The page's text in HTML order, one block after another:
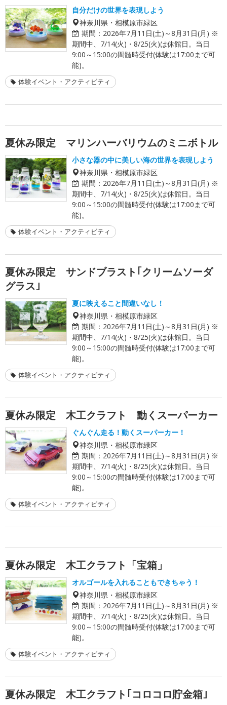
自分だけの世界を表現しよう
神奈川県・相模原市緑区
期間： 2026年7月11日(土)～8月31日(月) ※
期間中、7/14(火)・8/25(火)は休館日。当日
9:00～15:00の間髄時受付(体験は17:00まで可
能)。
体験イベント・アクティビティ
夏休み限定 マリンハーバリウムのミニボトル
小さな器の中に美しい海の世界を表現しよう
神奈川県・相模原市緑区
期間： 2026年7月11日(土)～8月31日(月) ※
期間中、7/14(火)・8/25(火)は休館日。当日
9:00～15:00の間髄時受付(体験は17:00まで可
能)。
体験イベント・アクティビティ
夏休み限定 サンドブラスト｢クリームソーダ
グラス｣
夏に映えること間違いなし！
神奈川県・相模原市緑区
期間： 2026年7月11日(土)～8月31日(月) ※
期間中、7/14(火)・8/25(火)は休館日。当日
9:00～15:00の間髄時受付(体験は17:00まで可
能)。
体験イベント・アクティビティ
夏休み限定 木工クラフト 動くスーパーカー
ぐんぐん走る！動くスーパーカー！
神奈川県・相模原市緑区
期間： 2026年7月11日(土)～8月31日(月) ※
期間中、7/14(火)・8/25(火)は休館日。当日
9:00～15:00の間髄時受付(体験は17:00まで可
能)。
体験イベント・アクティビティ
夏休み限定 木工クラフト「宝箱」
オルゴールを入れることもできちゃう！
神奈川県・相模原市緑区
期間： 2026年7月11日(土)～8月31日(月) ※
期間中、7/14(火)・8/25(火)は休館日。当日
9:00～15:00の間髄時受付(体験は17:00まで可
能)。
体験イベント・アクティビティ
夏休み限定 木工クラフト｢コロコロ貯金箱｣